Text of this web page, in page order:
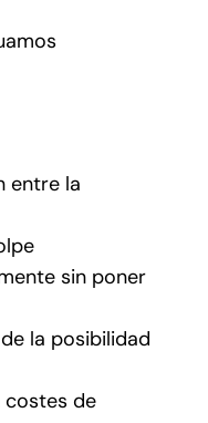
entre la
sin poner
la posibilidad
costes de